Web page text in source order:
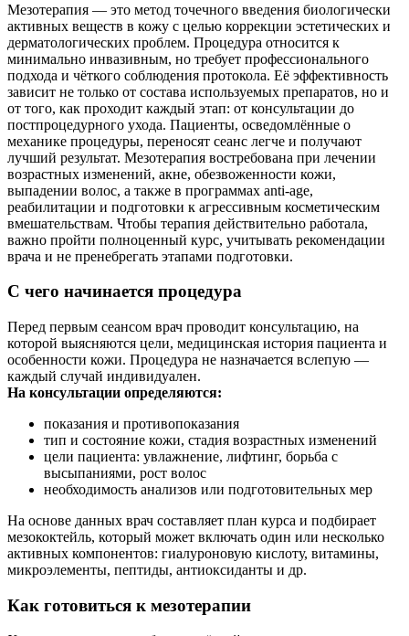
Мезотерапия — это метод точечного введения биологически
активных веществ в кожу с целью коррекции эстетических и
дерматологических проблем. Процедура относится к
минимально инвазивным, но требует профессионального
подхода и чёткого соблюдения протокола. Её эффективность
зависит не только от состава используемых препаратов, но и
от того, как проходит каждый этап: от консультации до
постпроцедурного ухода. Пациенты, осведомлённые о
механике процедуры, переносят сеанс легче и получают
лучший результат. Мезотерапия востребована при лечении
возрастных изменений, акне, обезвоженности кожи,
выпадении волос, а также в программах anti-age,
реабилитации и подготовки к агрессивным косметическим
вмешательствам. Чтобы терапия действительно работала,
важно пройти полноценный курс, учитывать рекомендации
врача и не пренебрегать этапами подготовки.
С чего начинается процедура
Перед первым сеансом врач проводит консультацию, на
которой выясняются цели, медицинская история пациента и
особенности кожи. Процедура не назначается вслепую —
каждый случай индивидуален.
На консультации определяются:
показания и противопоказания
тип и состояние кожи, стадия возрастных изменений
цели пациента: увлажнение, лифтинг, борьба с
высыпаниями, рост волос
необходимость анализов или подготовительных мер
На основе данных врач составляет план курса и подбирает
мезококтейль, который может включать один или несколько
активных компонентов: гиалуроновую кислоту, витамины,
микроэлементы, пептиды, антиоксиданты и др.
Как готовиться к мезотерапии